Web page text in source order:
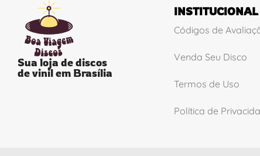
Sua loja de discos
de vinil em Brasília
INSTITUCIONAL
Códigos de
Venda Seu Disco
Termos de Uso
Política de